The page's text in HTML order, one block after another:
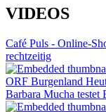
VIDEOS
Café Puls - Online-
rechtzeitig
Barbara Mucha testet